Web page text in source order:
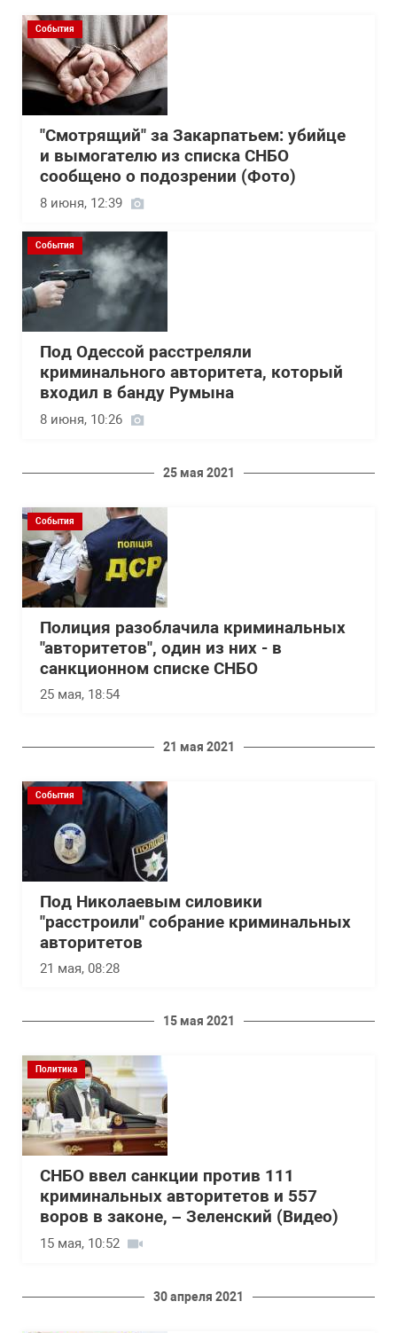
События
"Смотрящий" за Закарпатьем: убийце
и вымогателю из списка СНБО
сообщено о подозрении (Фото)
8 июня, 12:39
События
Под Одессой расстреляли
криминального авторитета, который
входил в банду Румына
8 июня, 10:26
25 мая 2021
События
Полиция разоблачила криминальных
"авторитетов", один из них - в
санкционном списке СНБО
25 мая, 18:54
21 мая 2021
События
Под Николаевым силовики
"расстроили" собрание криминальных
авторитетов
21 мая, 08:28
15 мая 2021
Политика
СНБО ввел санкции против 111
криминальных авторитетов и 557
воров в законе, – Зеленский (Видео)
15 мая, 10:52
30 апреля 2021